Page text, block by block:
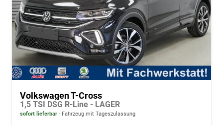
Volkswagen T-Cross
1,5 TSI DSG R-Line - LAGER
sofort lieferbar Fahrzeug mit Tageszulassung